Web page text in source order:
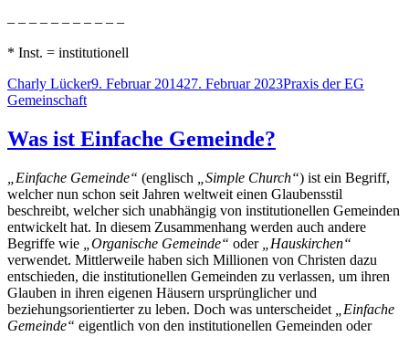
– – – – – – – – – – –
* Inst. = institutionell
Autor
Charly LückerVeröffentlicht
9. Februar 201427. Februar 2023Kategorien
Praxis der EG
Gemeinschaft
Was ist Einfache Gemeinde?
„Einfache Gemeinde“ (englisch „Simple Church“) ist ein Begriff,
welcher nun schon seit Jahren weltweit einen Glaubensstil
beschreibt, welcher sich unabhängig von institutionellen Gemeinden
entwickelt hat. In diesem Zusammenhang werden auch andere
Begriffe wie
„Organische Gemeinde“ oder
„Hauskirchen“
verwendet. Mittlerweile haben sich Millionen von Christen dazu
entschieden, die institutionellen Gemeinden zu verlassen, um ihren
Glauben in ihren eigenen Häusern ursprünglicher und
beziehungsorientierter zu leben. Doch was unterscheidet
„Einfache
Gemeinde“ eigentlich von den institutionellen Gemeinden oder